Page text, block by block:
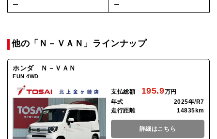
ー ー
他の「Ｎ－ＶＡＮ」ラインナップ
ホンダ Ｎ－ＶＡＮ
FUN 4WD
支払総額 195.9万円
年式
2025年/R7
走行距離
14835km
詳細はこちら